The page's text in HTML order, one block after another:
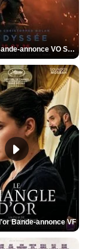
L'Odyssée Bande-annonce VO STFR
Bande-annonce VF